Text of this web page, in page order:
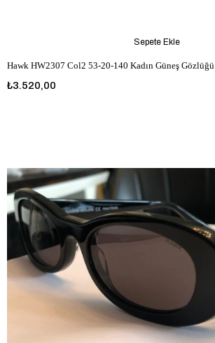
Hawk HW2307 Col2 53-20-140 Kadın Güneş Gözlüğü
₺3.520,00
Sepete Ekle